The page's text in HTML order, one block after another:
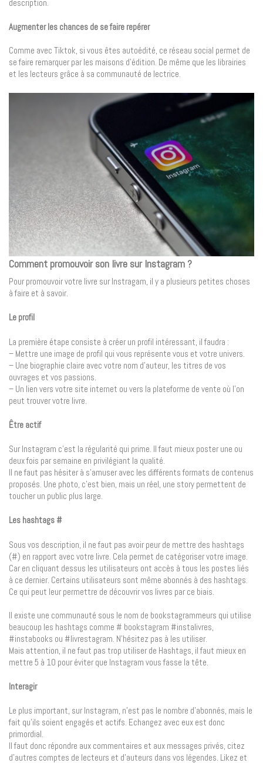
description.
Augmenter les chances de se faire repérer
Comme avec Tiktok, si vous êtes autoédité, ce réseau social permet de
se faire remarquer par les maisons d’édition. De même que les librairies
et les lecteurs grâce à sa communauté de lectrice.
Comment promouvoir son livre sur Instagram ?
Pour promouvoir votre livre sur Instragam, il y a plusieurs petites choses
à faire et à savoir.
Le profil
La première étape consiste à créer un profil intéressant, il faudra :
– Mettre une image de profil qui vous représente vous et votre univers.
– Une biographie claire avec votre nom d’auteur, les titres de vos
ouvrages et vos passions.
– Un lien vers votre site internet ou vers la plateforme de vente où l’on
peut trouver votre livre.
Être actif
Sur Instagram c’est la régularité qui prime. Il faut mieux poster une ou
deux fois par semaine en privilégiant la qualité.
Il ne faut pas hésiter à s’amuser avec les différents formats de contenus
proposés. Une photo, c’est bien, mais un réel, une story permettent de
toucher un public plus large.
Les hashtags #
Sous vos description, il ne faut pas avoir peur de mettre des hashtags
(#) en rapport avec votre livre. Cela permet de catégoriser votre image.
Car en cliquant dessus les utilisateurs ont accès à tous les postes liés
à ce dernier. Certains utilisateurs sont même abonnés à des hashtags.
Ce qui peut leur permettre de découvrir vos livres par ce biais.
Il existe une communauté sous le nom de bookstagrammeurs qui utilise
beaucoup les hashtags comme # bookstagram #instalivres,
#instabooks ou #livrestagram. N’hésitez pas à les utiliser.
Mais attention, il ne faut pas trop utiliser de Hashtags, il faut mieux en
mettre 5 à 10 pour éviter que Instagram vous fasse la tête.
Interagir
Le plus important, sur Instagram, n’est pas le nombre d’abonnés, mais le
fait qu’ils soient engagés et actifs. Echangez avec eux est donc
primordial.
Il faut donc répondre aux commentaires et aux messages privés, citez
d’autres comptes de lecteurs et d’auteurs dans vos légendes. Likez et